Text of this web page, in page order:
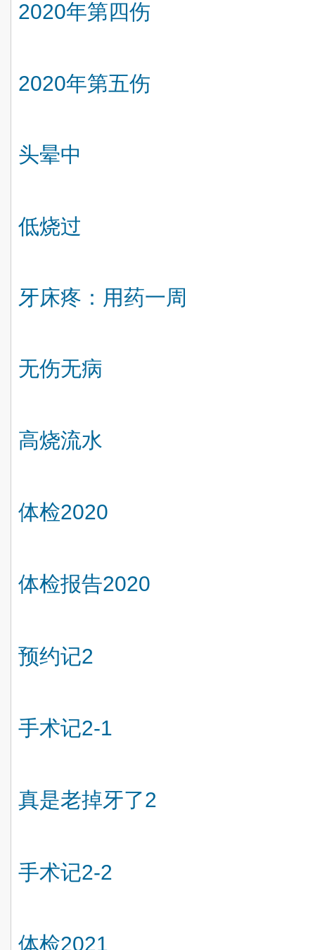
2020年第四伤
2020年第五伤
头晕中
低烧过
牙床疼：用药一周
无伤无病
高烧流水
体检2020
体检报告2020
预约记2
手术记2-1
真是老掉牙了2
手术记2-2
体检2021